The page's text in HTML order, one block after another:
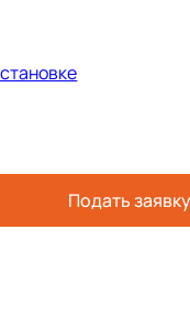
Подать заявку